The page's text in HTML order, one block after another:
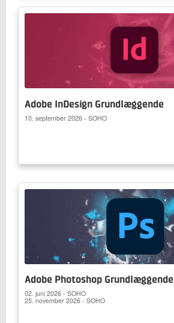
Adobe InDesign Grundlæggende
10. september 2026 - SOHO
Adobe Photoshop Grundlæggende
02. juni 2026 - SOHO
25. november 2026 - SOHO